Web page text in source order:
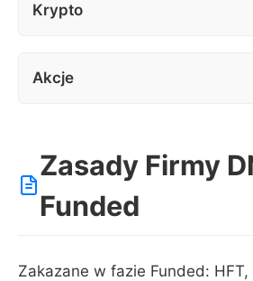
Krypto
Akcje
Zasady Firmy
Funded
Zakazane w fazie Funded: